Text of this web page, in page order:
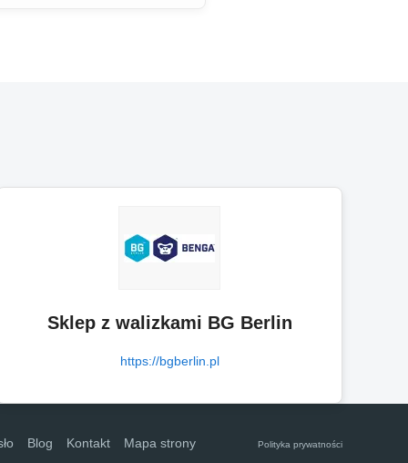
Sklep z walizkami BG Berlin
https://bgberlin.pl
Blog Kontakt Mapa strony Polityka prywatności